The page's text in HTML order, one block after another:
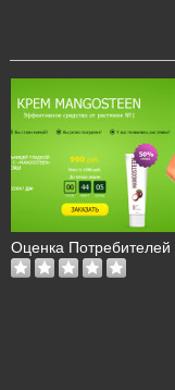
Оценка Потребителей